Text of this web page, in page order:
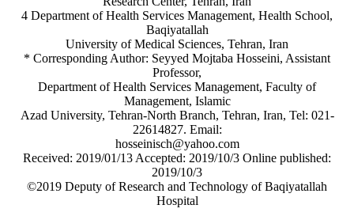
4 Department of Health Services Management, Health School,
Baqiyatallah
University of Medical Sciences, Tehran, Iran
* Corresponding Author: Seyyed Mojtaba Hosseini, Assistant
Professor,
Department of Health Services Management, Faculty of
Management, Islamic
Azad University, Tehran-North Branch, Tehran, Iran, Tel: 021-
22614827. Email:
hosseinisch@yahoo.com
Received: 2019/01/13 Accepted: 2019/10/3 Online published:
2019/10/3
©2019 Deputy of Research and Technology of Baqiyatallah
Hospital